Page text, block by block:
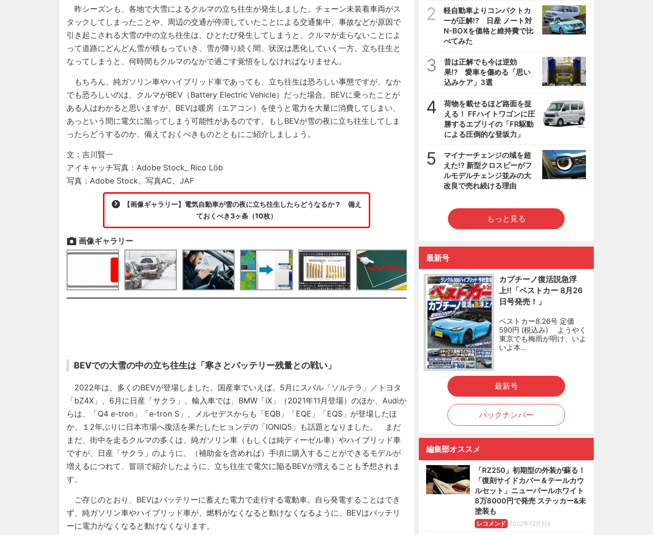
昨シーズンも、各地で大雪によるクルマの立ち往生が発生しました。チェーン未装着車両がス
タックしてしまったことや、周辺の交通が停滞していたことによる交通集中、事故などが原因で
引き起こされる大雪の中の立ち往生は、ひとたび発生してしまうと、クルマが走らないことによ
って道路にどんどん雪が積もっていき、雪が降り続く間、状況は悪化していく一方。立ち往生と
なってしまうと、何時間もクルマのなかで過ごす覚悟をしなければなりません。
もちろん、純ガソリン車やハイブリッド車であっても、立ち往生は恐ろしい事態ですが、なか
でも恐ろしいのは、クルマがBEV（Battery Electric Vehicle）だった場合。BEVに乗ったことが
ある人はわかると思いますが、BEVは暖房（エアコン）を使うと電力を大量に消費してしまい、
あっという間に電欠に陥ってしまう可能性があるのです。もしBEVが雪の夜に立ち往生してしま
ったらどうするのか、備えておくべきものとともにご紹介しましょう。
文：吉川賢一
アイキャッチ写真：Adobe Stock_ Rico Löb
写真：Adobe Stock、写真AC、JAF
【画像ギャラリー】電気自動車が雪の夜に立ち往生したらどうなるか？ 備え
ておくべき3ヶ条（10枚）
画像ギャラリー
BEVでの大雪の中の立ち往生は「寒さとバッテリー残量との戦い」
2022年は、多くのBEVが登場しました。国産車でいえば、5月にスバル「ソルテラ」／トヨタ
「bZ4X」、6月に日産「サクラ」、輸入車では、BMW「iX」（2021年11月登場）のほか、Audiか
らは、「Q4 e-tron」「e-tron S」、メルセデスからも「EQB」「EQE」「EQS」が登場したほ
か、１2年ぶりに日本市場へ復活を果たしたヒョンデの「IONIQ5」も話題となりました。 まだ
まだ、街中を走るクルマの多くは、純ガソリン車（もしくは純ディーゼル車）やハイブリッド車
ですが、日産「サクラ」のように、（補助金を含めれば）手頃に購入することができるモデルが
増えるにつれて、冒頭で紹介したように、立ち往生で電欠に陥るBEVが増えることも予想されま
す。
ご存じのとおり、BEVはバッテリーに蓄えた電力で走行する電動車。自ら発電することはでき
ず、純ガソリン車やハイブリッド車が、燃料がなくなると動けなくなるように、BEVはバッテリ
ーに電力がなくなると動けなくなります。
2
軽自動車よりコンパクトカ
ーが正解!? 日産 ノート対
N-BOXを価格と維持費で比
べてみた
3
昔は正解でも今は逆効
果!? 愛車を傷める「思い
込みケア」3選
4
荷物を載せるほど路面を捉
える！ FFハイトワゴンに圧
勝するエブリイの「FR駆動
による圧倒的な登坂力」
5
マイナーチェンジの域を超
えた!? 新型クロスビーがフ
ルモデルチェンジ並みの大
改良で売れ続ける理由
もっと見る
最新号
カプチーノ復活説急浮
上!!「ベストカー 8月26
日号発売！」
ベストカー8.26号 定価
590円 (税込み) ようやく
東京でも梅雨が明け、いよ
いよ本…
最新号
バックナンバー
編集部オススメ
「RZ250」初期型の外装が蘇る！
「復刻サイドカバー＆テールカウ
ルセット」ニューパールホワイト
8万8000円で発売 ステッカー&未
塗装も
レコメンド 2022年12月5日